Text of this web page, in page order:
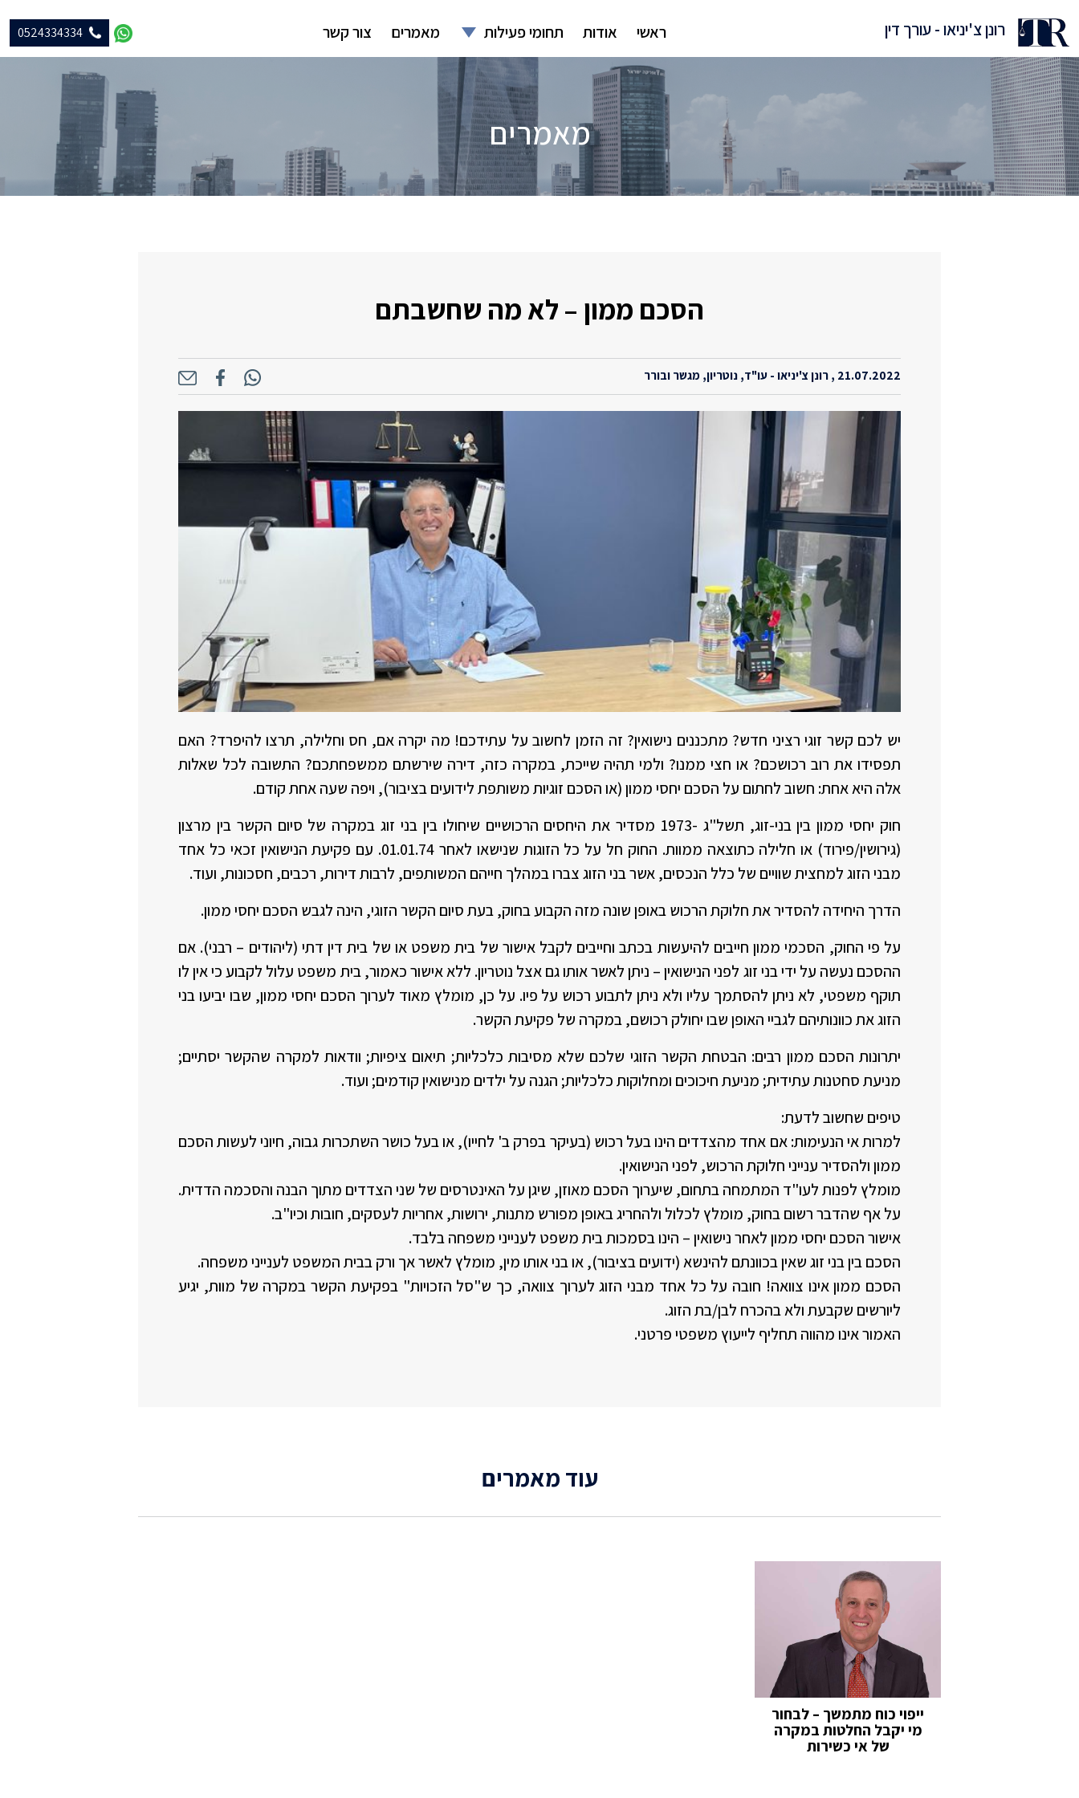
לתוכן
רונן צ'יניאו - עורך דין ראשי אודות תחומי פעילות מאמרים צור קשר 0524334334
מאמרים
הסכם ממון – לא מה שחשבתם
21.07.2022 , רונן צ'יניאו - עו"ד, נוטריון, מגשר ובורר
יש לכם קשר זוגי רציני חדש? מתכננים נישואין? זה הזמן לחשוב על עתידכם! מה יקרה אם, חס וחלילה, תרצו להיפרד? האם
תפסידו את רוב רכושכם? או חצי ממנו? ולמי תהיה שייכת, במקרה כזה, דירה שירשתם ממשפחתכם? התשובה לכל שאלות
אלה היא אחת: חשוב לחתום על הסכם יחסי ממון (או הסכם זוגיות משותפת לידועים בציבור), ויפה שעה אחת קודם.
חוק יחסי ממון בין בני-זוג, תשל"ג -1973 מסדיר את היחסים הרכושיים שיחולו בין בני זוג במקרה של סיום הקשר בין מרצון
(גירושין/פירוד) או חלילה כתוצאה ממוות. החוק חל על כל הזוגות שנישאו לאחר 01.01.74. עם פקיעת הנישואין זכאי כל אחד
מבני הזוג למחצית שוויים של כלל הנכסים, אשר בני הזוג צברו במהלך חייהם המשותפים, לרבות דירות, רכבים, חסכונות, ועוד.
הדרך היחידה להסדיר את חלוקת הרכוש באופן שונה מזה הקבוע בחוק, בעת סיום הקשר הזוגי, הינה לגבש הסכם יחסי ממון.
על פי החוק, הסכמי ממון חייבים להיעשות בכתב וחייבים לקבל אישור של בית משפט או של בית דין דתי (ליהודים – רבני). אם
ההסכם נעשה על ידי בני זוג לפני הנישואין – ניתן לאשר אותו גם אצל נוטריון. ללא אישור כאמור, בית משפט עלול לקבוע כי אין לו
תוקף משפטי, לא ניתן להסתמך עליו ולא ניתן לתבוע רכוש על פיו. על כן, מומלץ מאוד לערוך הסכם יחסי ממון, שבו יביעו בני
הזוג את כוונותיהם לגביי האופן שבו יחולק רכושם, במקרה של פקיעת הקשר.
יתרונות הסכם ממון רבים: הבטחת הקשר הזוגי שלכם שלא מסיבות כלכליות; תיאום ציפיות; וודאות למקרה שהקשר יסתיים;
מניעת סחטנות עתידית; מניעת חיכוכים ומחלוקות כלכליות; הגנה על ילדים מנישואין קודמים; ועוד.
טיפים שחשוב לדעת:
למרות אי הנעימות: אם אחד מהצדדים הינו בעל רכוש (בעיקר בפרק ב' לחייו), או בעל כושר השתכרות גבוה, חיוני לעשות הסכם
ממון ולהסדיר ענייני חלוקת הרכוש, לפני הנישואין.
מומלץ לפנות לעו"ד המתמחה בתחום, שיערוך הסכם מאוזן, שיגן על האינטרסים של שני הצדדים מתוך הבנה והסכמה הדדית.
על אף שהדבר רשום בחוק, מומלץ לכלול ולהחריג באופן מפורש מתנות, ירושות, אחריות לעסקים, חובות וכיו"ב.
אישור הסכם יחסי ממון לאחר נישואין – הינו בסמכות בית משפט לענייני משפחה בלבד.
הסכם בין בני זוג שאין בכוונתם להינשא (ידועים בציבור), או בני אותו מין, מומלץ לאשר אך ורק בבית המשפט לענייני משפחה.
הסכם ממון אינו צוואה! חובה על כל אחד מבני הזוג לערוך צוואה, כך ש"סל הזכויות" בפקיעת הקשר במקרה של מוות, יגיע
ליורשים שקבעת ולא בהכרח לבן/בת הזוג.
האמור אינו מהווה תחליף לייעוץ משפטי פרטני.
עוד מאמרים
ייפוי כוח מתמשך – לבחור
מי יקבל החלטות במקרה
של אי כשירות